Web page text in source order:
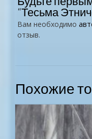
“Тесьма
Вам необходимо
отзыв.
Похожие